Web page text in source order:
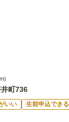
)
町736
いい
生前申込できる